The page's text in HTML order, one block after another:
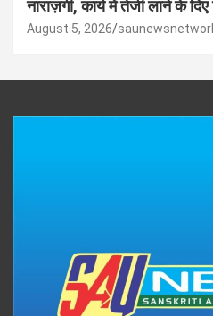
नाराज़गी, कार्य में तेजी लाने के दिए
August 5, 2026